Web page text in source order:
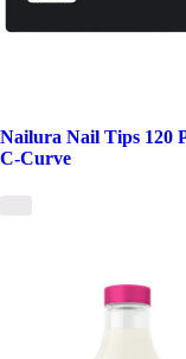
Nailura Nail Tips 120
C-Curve